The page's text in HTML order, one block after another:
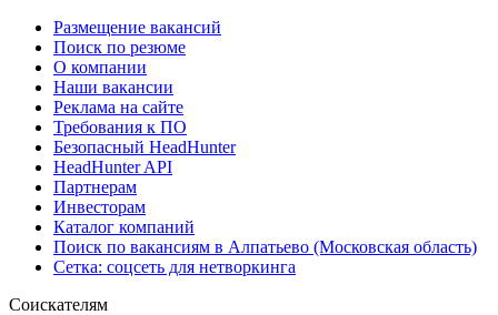
Размещение вакансий
Поиск по резюме
О компании
Наши вакансии
Реклама на сайте
Требования к ПО
Безопасный HeadHunter
HeadHunter API
Партнерам
Инвесторам
Каталог компаний
Поиск по вакансиям в Алпатьево (Московская область)
Сетка: соцсеть для нетворкинга
Соискателям